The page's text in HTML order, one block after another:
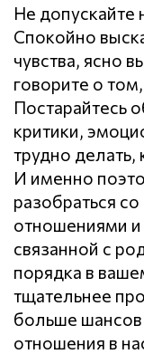
Не
Спокойно
чувства, ясно
говорите о
Постарайтесь
критики,
трудно
И именно
разобраться
отношениями
связанной с
порядка в
тщательнее
больше
отношения в